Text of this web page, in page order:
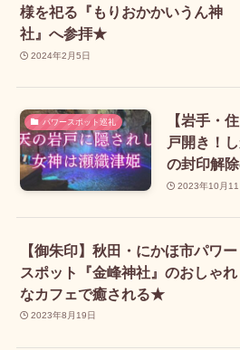
様を祀る『もりおかかいうん神
社』へ参拝★
2024年2月5日
パワースポット巡礼
【岩手・
戸開き！
の封印解
2023年10月11
【御朱印】秋田・にかほ市パワー
スポット『金峰神社』のおしゃれ
なカフェで癒される★
2023年8月19日